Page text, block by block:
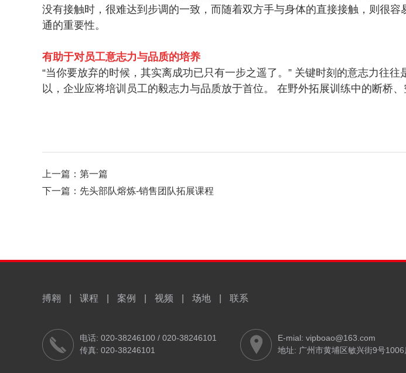
没有接触时，很难达到步调的一致，而随着双方手与身体的直接接触，则很
通的重要性。
有助于对员工意志力与品质的培养
“当你要放弃的时候，其实离成功已只有一步之遥了。” 关键时刻的意志力往
以，企业应将培训员工的毅志力与品质放于首位。 在野外拓展训练中的断桥
上一篇： 第一篇
下一篇： 先头部队熔炼-销售团队拓展课程
搏翱 课程 案例 视频 场地 联系
电话: 020-38246100 / 020-38246101
传真: 020-38246101
E-mial: vipboao@163.com
地址: 广州市黄埔区敏兴街9号1006